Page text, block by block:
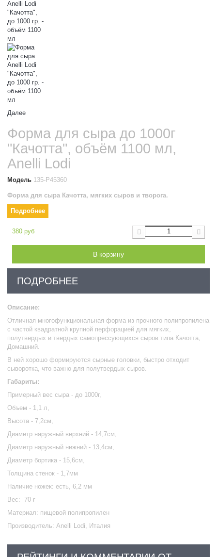
Далее
Форма для сыра до 1000г
"Качотта", объём 1100 мл,
Anelli Lodi
Модель 135-P45360
Форма для сыра Качотта, мягких сыров и творога.
Подробнее
380 руб
В корзину
ПОДРОБНЕЕ
Описание:
Отличная многофункциональная форма из прочного полипропилена
с частой квадратной крупной перфорацией для мягких,
полутвердых и твердых самопрессующихся сыров типа Качотта,
Домашний.
В ней хорошо формируются сырные головки, быстро отходит
сыворотка, что важно для полутвердых сыров.
Габариты:
Примерный вес сыра - до 1000г,
Объем - 1,1 л,
Высота - 7,2см,
Диаметр наружный верхний - 14,7см,
Диаметр наружный нижний - 13,4см,
Диаметр бортика - 15,6см,
Толщина стенок - 1,7мм
Наличие ножек: есть, 6,2 мм
Вес: 70 г
Материал: пищевой полипропилен
Производитель: Anelli Lodi, Италия